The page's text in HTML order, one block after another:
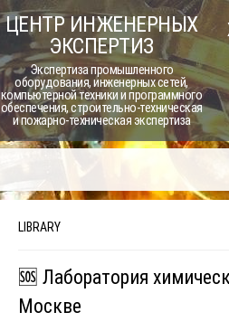
Skip
to
content
ЦЕНТР ИНЖЕНЕРНЫХ
ЭКСПЕРТИЗ
Экспертиза промышленного
оборудования, инженерных сетей,
компьютерной техники и программного
обеспечения, строительно-техническая
и пожарно-техническая экспертиза
LIBRARY
🆘 Лаборатория
Москве